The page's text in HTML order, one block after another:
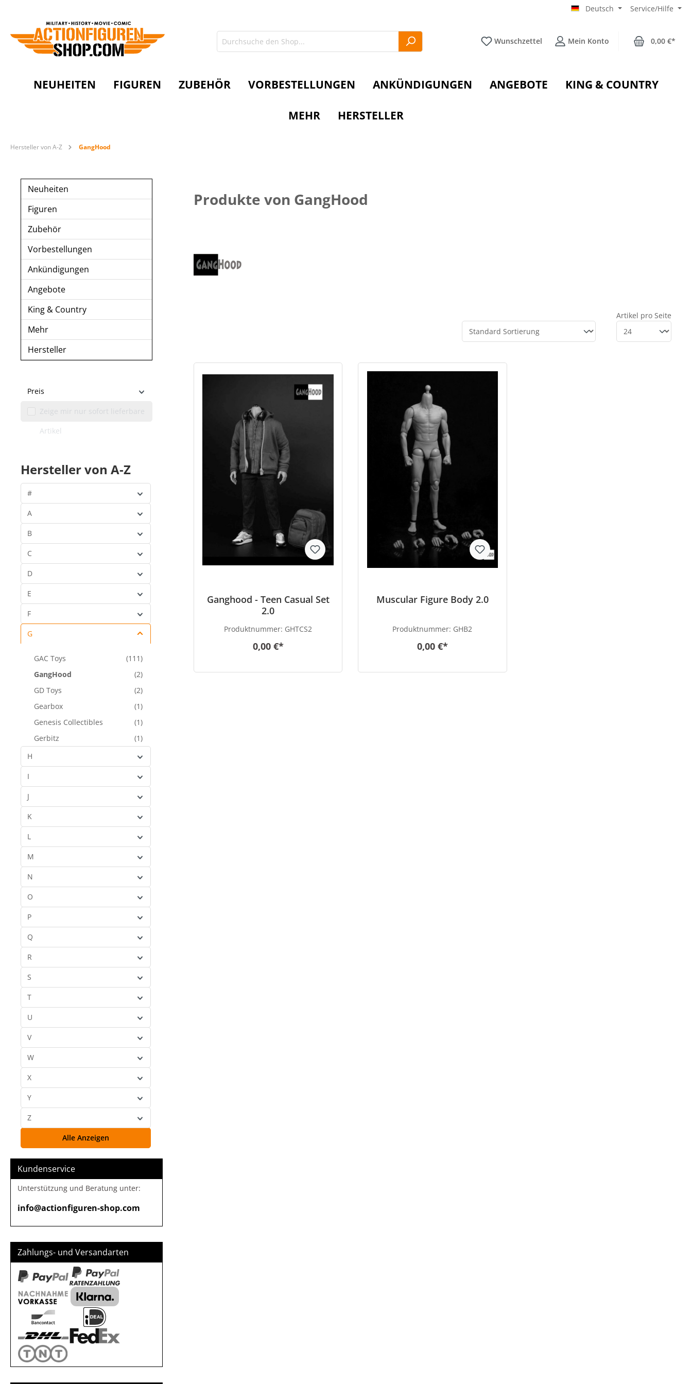
Deutsch Service/Hilfe
Wunschzettel Mein Konto 0,00 €*
NEUHEITEN FIGUREN ZUBEHÖR VORBESTELLUNGEN ANKÜNDIGUNGEN ANGEBOTE KING & COUNTRY
MEHR HERSTELLER
Hersteller von A-Z GangHood
Neuheiten
Figuren
Zubehör
Vorbestellungen
Ankündigungen
Angebote
King & Country
Mehr
Hersteller
Preis
Zeige mir nur sofort lieferbare
Artikel
Hersteller von A-Z
#
A
B
C
D
E
F
G
(111)
GAC Toys
(2)
GangHood
(2)
GD Toys
(1)
Gearbox
(1)
Genesis Collectibles
(1)
Gerbitz
(1)
(3)
GoGoGo
(2)
(1)
H
I
J
K
L
M
N
O
P
Q
R
S
T
U
V
W
X
Y
Z
Alle Anzeigen
Kundenservice
Unterstützung und Beratung unter:
info@actionfiguren-shop.com
Zahlungs- und Versandarten
Produkte von GangHood
Artikel pro Seite
Ganghood - Teen Casual Set
2.0
Produktnummer: GHTCS2
0,00 €*
Muscular Figure Body 2.0
Produktnummer: GHB2
0,00 €*